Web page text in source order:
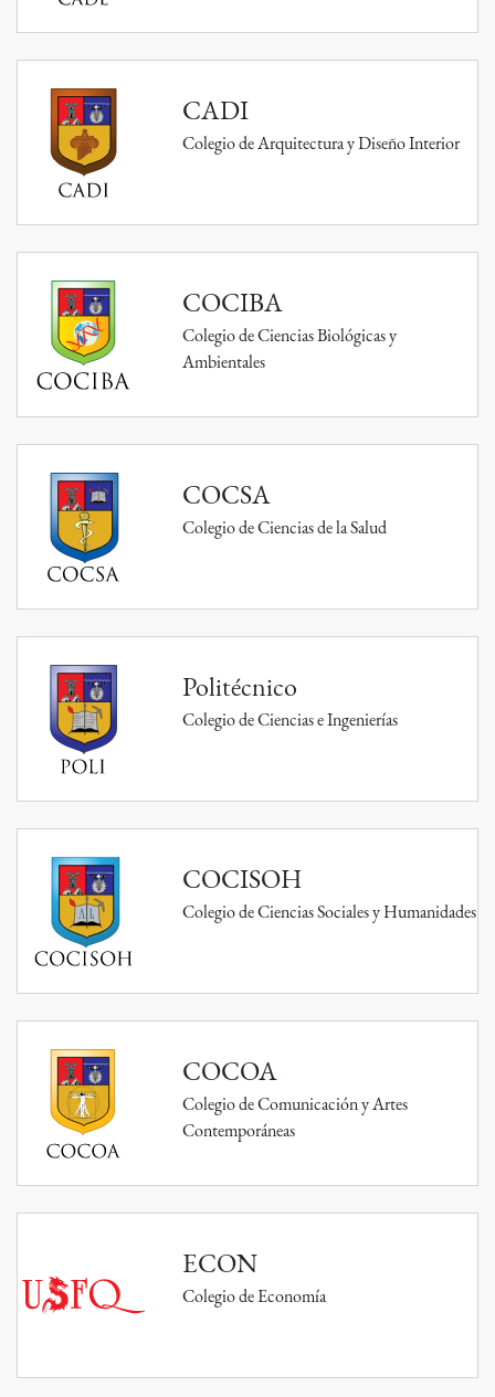
CADI
Colegio de Arquitectura y Diseño Interior
COCIBA
Colegio de Ciencias Biológicas y
Ambientales
COCSA
Colegio de Ciencias de la Salud
Politécnico
Colegio de Ciencias e Ingenierías
COCISOH
Colegio de Ciencias Sociales y Humanidades
COCOA
Colegio de Comunicación y Artes
Contemporáneas
ECON
Colegio de Economía